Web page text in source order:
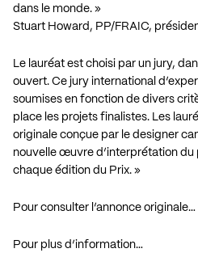
dans le monde. »
Stuart Howard, PP/FRAIC,
Le lauréat est choisi par un jury,
ouvert. Ce jury international
soumises en fonction de divers
place les projets finalistes. Les
originale conçue par le designer
nouvelle œuvre d’interprétation du
chaque édition du Prix. »
Pour consulter l’annonce originale…
Pour plus d’information…